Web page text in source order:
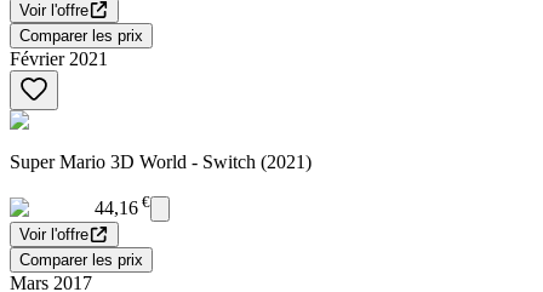
Voir l'offre
Comparer les prix
Février 2021
Super Mario 3D World - Switch (2021)
44,16 €
Voir l'offre
Comparer les prix
Mars 2017